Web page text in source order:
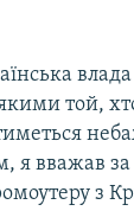
влада
той,
я вважав за
з